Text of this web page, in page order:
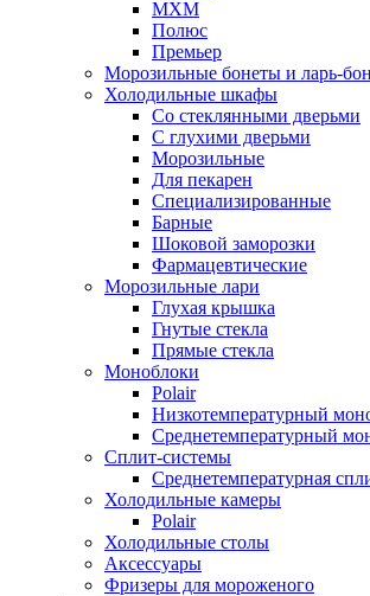
МХМ
Полюс
Премьер
Морозильные бонеты и ларь-
Холодильные шкафы
Со стеклянными дверьми
С глухими дверьми
Морозильные
Для пекарен
Специализированные
Барные
Шоковой заморозки
Фармацевтические
Морозильные лари
Глухая крышка
Гнутые стекла
Прямые стекла
Моноблоки
Polair
Низкотемпературный
Среднетемпературный
Сплит-системы
Среднетемпературная
Холодильные камеры
Polair
Холодильные столы
Аксессуары
Фризеры для мороженого